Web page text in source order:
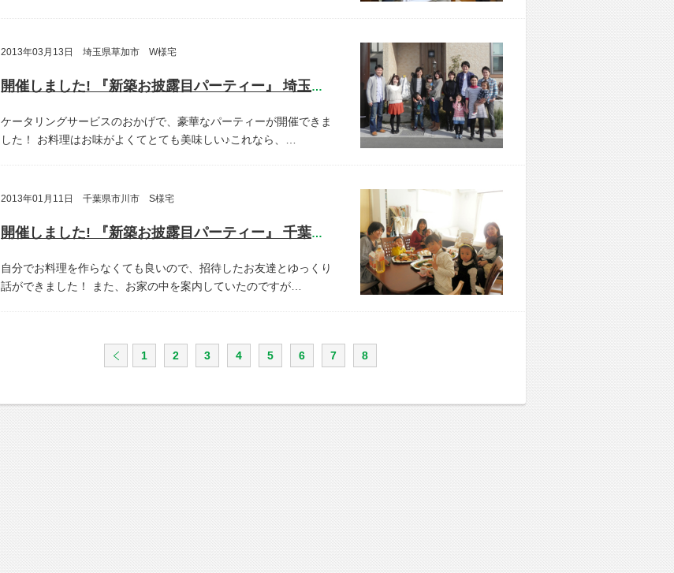
2013年03月13日 埼玉県草加市 W様宅
開催しました! 『新築お披露目パーティー』 埼玉県草加市 W様宅
ケータリングサービスのおかげで、豪華なパーティーが開催できま
した！
お料理はお味がよくてとても美味しい♪これなら、…
2013年01月11日 千葉県市川市 S様宅
開催しました! 『新築お披露目パーティー』 千葉県市川市 S様宅
自分でお料理を作らなくても良いので、招待したお友達とゆっくり
話ができました！
また、お家の中を案内していたのですが…
1 2 3 4 5 6 7 8